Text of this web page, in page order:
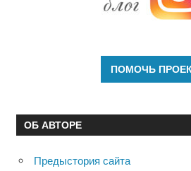
ОБ АВТОРЕ
Предыстория сайта